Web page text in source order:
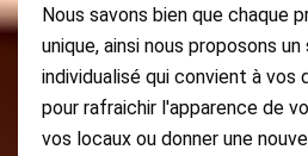
Nous savons bien que chaque
unique, ainsi nous proposons
individualisé qui convient à vos
pour rafraichir l'apparence de
vos locaux ou donner une